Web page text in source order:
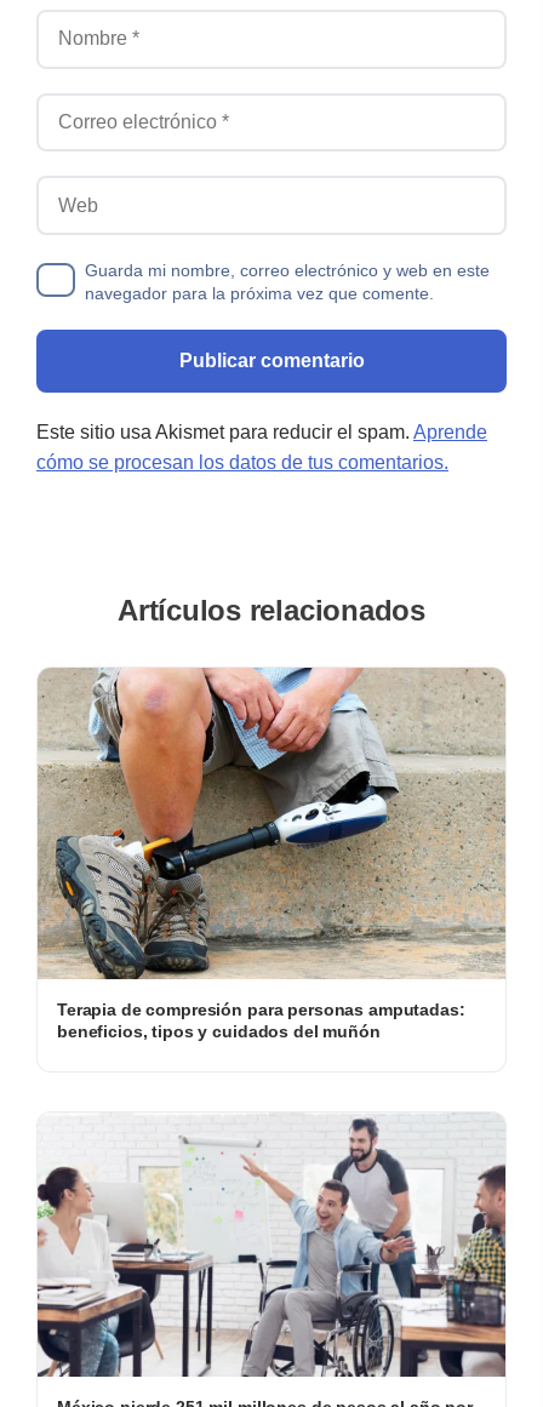
Correo electrónico
Guarda mi nombre, correo electrónico y web en este
navegador para la próxima vez que comente.
Este sitio usa Akismet para reducir el spam. Aprende
cómo se procesan los datos de tus comentarios.
Artículos relacionados
Terapia de compresión para personas amputadas:
beneficios, tipos y cuidados del muñón